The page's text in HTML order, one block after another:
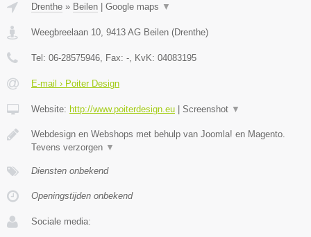
Drenthe » Beilen Google maps ▼
Weegbreelaan 10 9413 AG Beilen (Drenthe)
Tel: 06-28575946 , Fax: - , KvK: 04083195
E-mail › Poiter Design
Website: http://www.poiterdesign.eu Screenshot ▼
Webdesign en Webshops met behulp van Joomla! en Magento.
Tevens verzorgen ▼
Diensten onbekend
Openingstijden onbekend
Sociale media: